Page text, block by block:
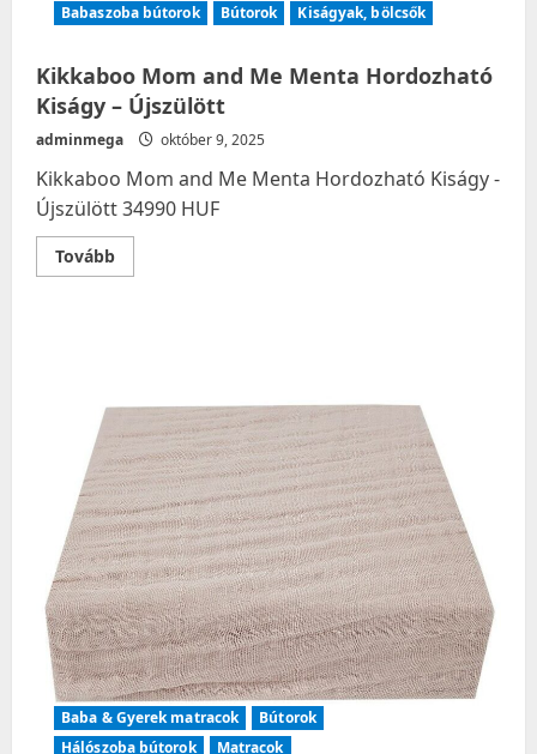
Babaszoba bútorok Bútorok Kiságyak, bölcsők
Kikkaboo Mom and Me Menta Hordozható
Kiságy – Újszülött
adminmega október 9, 2025
Kikkaboo Mom and Me Menta Hordozható Kiságy -
Újszülött 34990 HUF
TovábbRead
more
Kiságy
Újszülött
Baba & Gyerek matracok
Bútorok
Hálószoba bútorok
Matracok